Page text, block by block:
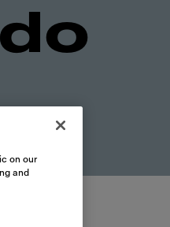
on our
and